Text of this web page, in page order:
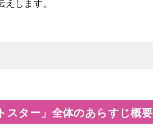
します。
スター」全体のあらすじ概要